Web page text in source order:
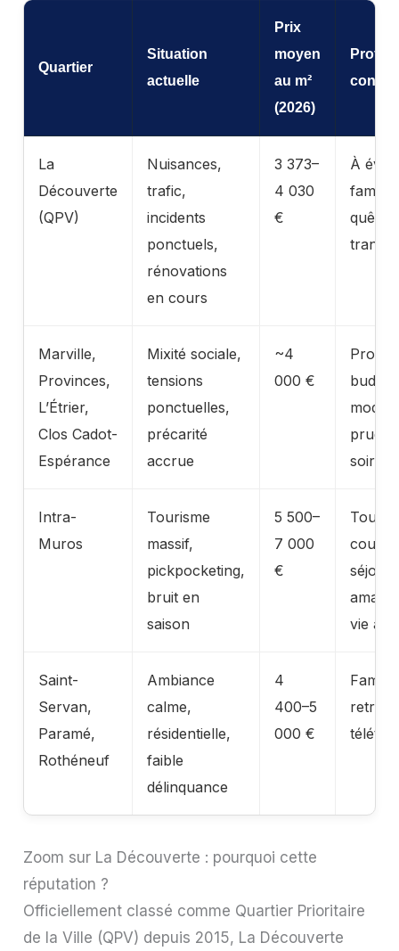
Quartier
Situation
actuelle
Prix
moyen
au m²
(2026)
Profil
La
Découverte
(QPV)
Nuisances,
trafic,
incidents
ponctuels,
rénovations
en cours
3 373–
4 030
€
À
quête
Marville,
Provinces,
L’Étrier,
Clos Cadot-
Espérance
Mixité sociale,
tensions
ponctuelles,
précarité
accrue
~4
000 €
Profil
budget
soir
Intra-
Muros
Tourisme
massif,
pickpocketing,
bruit en
saison
5 500–
7 000
€
courts
vie
Saint-
Servan,
Paramé,
Rothéneuf
Ambiance
calme,
résidentielle,
faible
délinquance
4
400–5
000 €
Zoom sur La Découverte : pourquoi cette
réputation ?
Officiellement classé comme Quartier Prioritaire
de la Ville (QPV) depuis 2015, La Découverte